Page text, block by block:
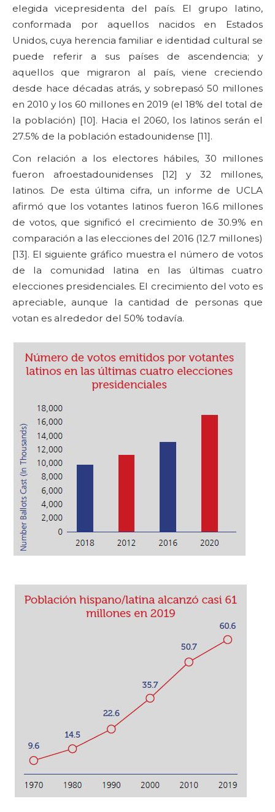
elegida vicepresidenta del país. El grupo latino,
conformada por aquellos nacidos en Estados
Unidos, cuya herencia familiar e identidad cultural se
puede referir a sus países de ascendencia; y
aquellos que migraron al país, viene creciendo
desde hace décadas atrás, y sobrepasó 50 millones
en 2010 y los 60 millones en 2019 (el 18% del total de
la población) [10]. Hacia el 2060, los latinos serán el
27.5% de la población estadounidense [11].
Con relación a los electores hábiles, 30 millones
fueron afroestadounidenses [12] y 32 millones,
latinos. De esta última cifra, un informe de UCLA
afirmó que los votantes latinos fueron 16.6 millones
de votos, que significó el crecimiento de 30.9% en
comparación a las elecciones del 2016 (12.7 millones)
[13]. El siguiente gráfico muestra el número de votos
de la comunidad latina en las últimas cuatro
elecciones presidenciales. El crecimiento del voto es
apreciable, aunque la cantidad de personas que
votan es alrededor del 50% todavía.